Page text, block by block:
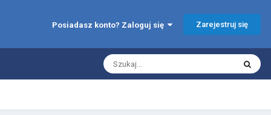
Posiadasz konto? Zaloguj się Zarejestruj się